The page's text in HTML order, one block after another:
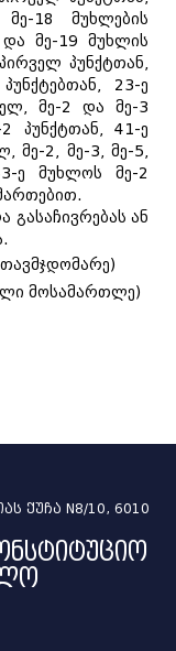
18 მუხლების
მე-19 მუხლის
პუნქტთან,
23-ე
მე-2 და მე-3
პუნქტთან, 41-ე
მე-2, მე-3, მე-5,
ე მუხლოს მე-2
გასაჩივრებას ან
მოსამართლე)
ქუჩა N8/10, 6010